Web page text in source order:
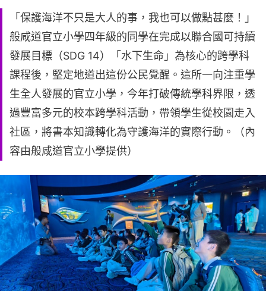
「保護海洋不只是大人的事，我也可以做點甚麼！」
般咸道官立小學四年級的同學在完成以聯合國可持續
發展目標（SDG 14）「水下生命」為核心的跨學科
課程後，堅定地道出這份公民覺醒。這所一向注重學
生全人發展的官立小學，今年打破傳統學科界限，透
過豐富多元的校本跨學科活動，帶領學生從校園走入
社區，將書本知識轉化為守護海洋的實際行動。（內
容由般咸道官立小學提供）